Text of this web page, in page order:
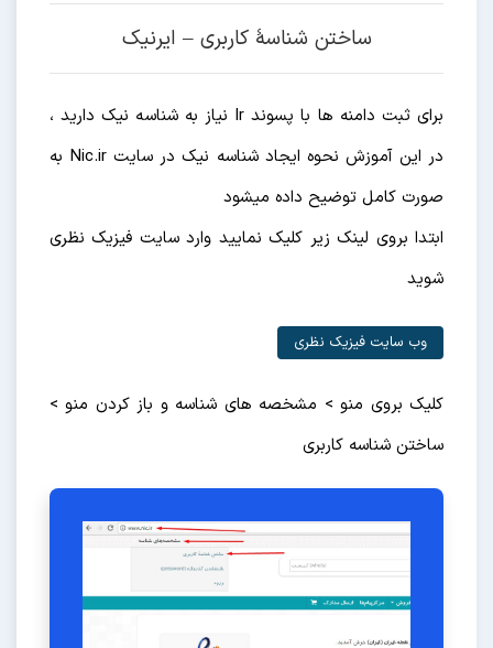
ساختن شناسهٔ کاربری – ایرنیک
برای ثبت دامنه ها با پسوند Ir نیاز به شناسه نیک دارید ،
در این آموزش نحوه ایجاد شناسه نیک در سایت Nic.ir به
صورت کامل توضیح داده میشود
ابتدا بروی لینک زیر کلیک نمایید وارد سایت فیزیک نظری
شوید
وب سایت فیزیک نظری
کلیک بروی منو > مشخصه های شناسه و باز کردن منو >
ساختن شناسه کاربری